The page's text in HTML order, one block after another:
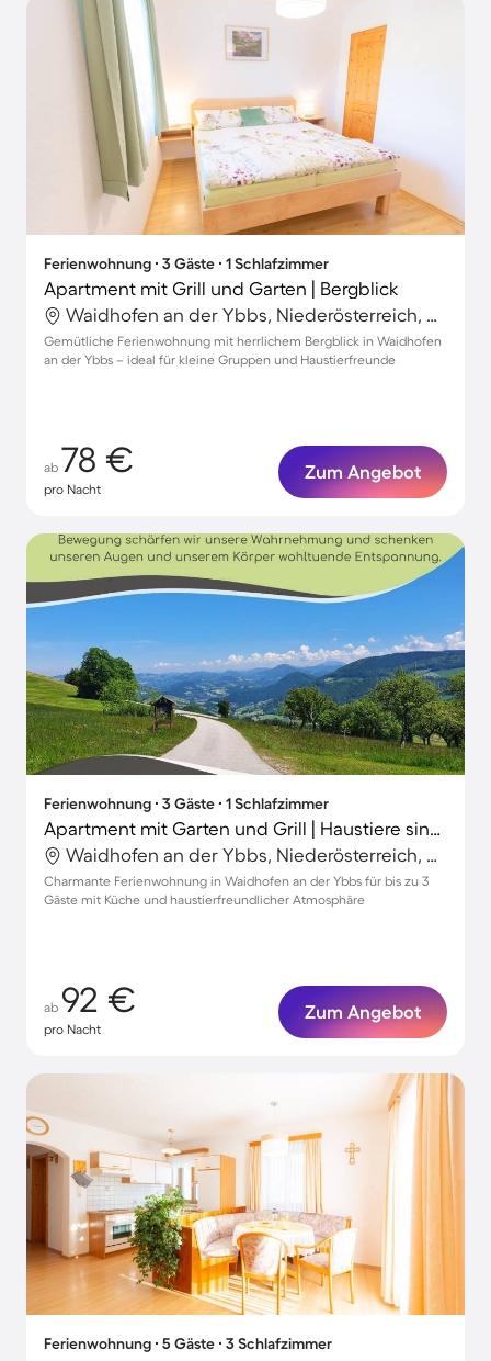
Ferienwohnung ∙ 3 Gäste ∙ 1 Schlafzimmer
Apartment mit Grill und Garten | Bergblick
Waidhofen an der Ybbs, Niederösterreich, Österreich
Gemütliche Ferienwohnung mit herrlichem Bergblick in Waidhofen
an der Ybbs – ideal für kleine Gruppen und Haustierfreunde
ab 78 €
pro Nacht
Zum Angebot
Ferienwohnung ∙ 3 Gäste ∙ 1 Schlafzimmer
Apartment mit Garten und Grill | Haustiere sind willkommen
Waidhofen an der Ybbs, Niederösterreich, Österreich
Charmante Ferienwohnung in Waidhofen an der Ybbs für bis zu 3
Gäste mit Küche und haustierfreundlicher Atmosphäre
ab 92 €
pro Nacht
Zum Angebot
Ferienwohnung ∙ 5 Gäste ∙ 3 Schlafzimmer